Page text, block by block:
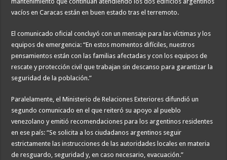
vacíos en Caracas están en buen estado tras el terremoto.
El comunicado oficial concluyó con un mensaje para las víctimas y los
equipos de emergencia: “En estos momentos difíciles, nuestros
pensamientos están con las familias afectadas y con los equipos de
rescate y protección civil que trabajan sin descanso para garantizar la
seguridad de la población.”
Paralelamente, el Ministerio de Relaciones Exteriores difundió un
segundo comunicado en el que reiteró su apoyo al pueblo
venezolano y emitió recomendaciones para los argentinos residentes
en ese país: “Se solicita a los ciudadanos argentinos seguir
estrictamente las instrucciones de las autoridades locales en materia
de resguardo, seguridad y, en caso necesario, evacuación.”